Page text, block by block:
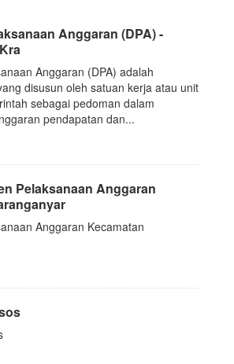
Anggaran (DPA) -
Anggaran (DPA) adalah
disusun oleh satuan kerja atau unit
sebagai pedoman dalam
pendapatan dan...
Pelaksanaan Anggaran
Anggaran Kecamatan